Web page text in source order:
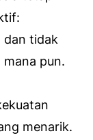
dan tidak
pun.
menarik.